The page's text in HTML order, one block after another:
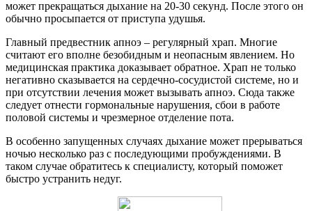
может прекращаться дыхание на 20-30 секунд. После этого он
обычно просыпается от приступа удушья.
Главный предвестник апноэ – регулярный храп. Многие
считают его вполне безобидным и неопасным явлением. Но
медицинская практика доказывает обратное. Храп не только
негативно сказывается на сердечно-сосудистой системе, но и
при отсутствии лечения может вызывать апноэ. Сюда также
следует отнести гормональные нарушения, сбои в работе
половой системы и чрезмерное отделение пота.
В особенно запущенных случаях дыхание может прерываться
ночью несколько раз с последующими пробуждениями. В
таком случае обратитесь к специалисту, который поможет
быстро устранить недуг.